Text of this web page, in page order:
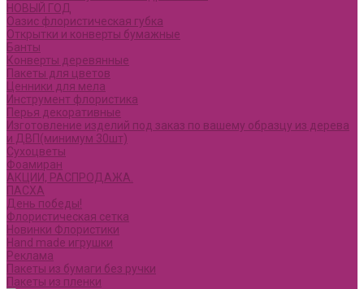
НОВЫЙ ГОД
Оазис флористическая губка
Открытки и конверты бумажные
Банты
Конверты деревянные
Пакеты для цветов
Ценники для мела
Инструмент флористика
Перья декоративные
Изготовление изделий под заказ по вашему образцу из дерева
и ДВП(минимум 30шт)
Сухоцветы
Фоамиран
АКЦИИ, РАСПРОДАЖА.
ПАСХА
День победы!
Флористическая сетка
Новинки Флористики
Hand made игрушки
Реклама
Пакеты из бумаги без ручки
Пакеты из пленки